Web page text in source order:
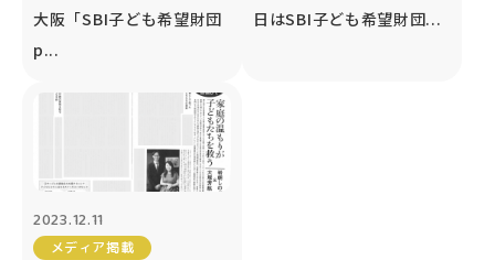
大阪「SBI子ども希望財団
p...
日はSBI子ども希望財団...
2023.12.11
メディア掲載